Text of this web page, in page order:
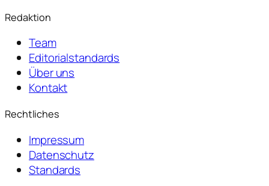
Redaktion
Team
Editorialstandards
Über uns
Kontakt
Rechtliches
Impressum
Datenschutz
Standards